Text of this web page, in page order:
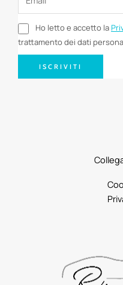
Ho letto e accetto la
trattamento dei dati
ISCRIVITI